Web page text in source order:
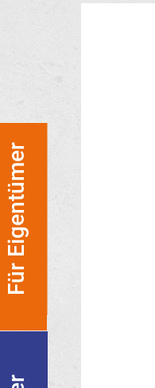
Für Eigentümer